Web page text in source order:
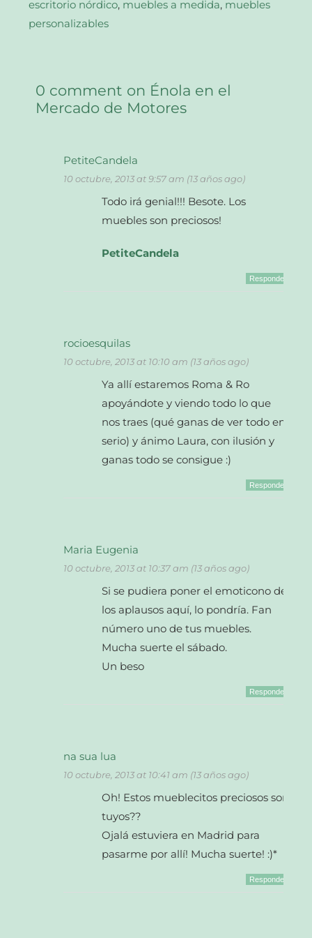
escritorio nórdico, muebles a medida, muebles
personalizables
0 comment on Énola en el
Mercado de Motores
PetiteCandela
10 octubre, 2013 at 9:57 am (13 años ago)
Todo irá genial!!! Besote. Los
muebles son preciosos!
PetiteCandela
Responder
rocioesquilas
10 octubre, 2013 at 10:10 am (13 años ago)
Ya allí estaremos Roma & Ro
apoyándote y viendo todo lo que
nos traes (qué ganas de ver todo en
serio) y ánimo Laura, con ilusión y
ganas todo se consigue :)
Responder
Maria Eugenia
10 octubre, 2013 at 10:37 am (13 años ago)
Si se pudiera poner el emoticono de
los aplausos aquí, lo pondría. Fan
número uno de tus muebles.
Mucha suerte el sábado.
Un beso
Responder
na sua lua
10 octubre, 2013 at 10:41 am (13 años ago)
Oh! Estos mueblecitos preciosos son
tuyos??
Ojalá estuviera en Madrid para
pasarme por allí! Mucha suerte! :)*
Responder